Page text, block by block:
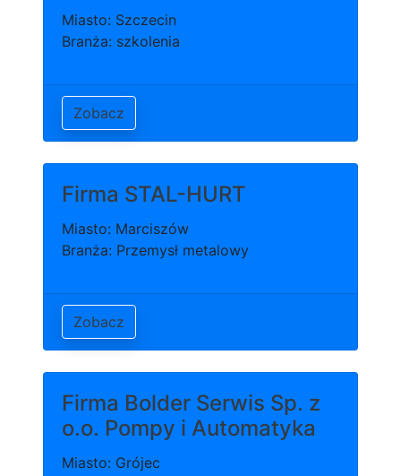
Miasto: Szczecin
Branża: szkolenia
Zobacz
Firma STAL-HURT
Miasto: Marciszów
Branża: Przemysł metalowy
Zobacz
Firma Bolder Serwis Sp. z
o.o. Pompy i Automatyka
Miasto: Grójec